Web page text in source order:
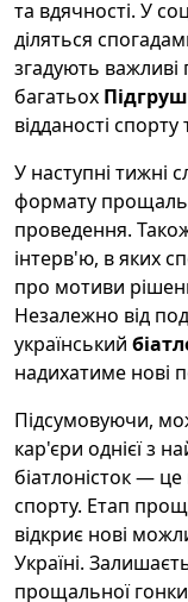
та вдячності. У
діляться
згадують важливі
багатьох
відданості
У наступні тижні
формату
проведення.
інтерв'ю, в яких
про мотиви
Незалежно від
український
надихатиме нові
Підсумовуючи,
кар'єри однієї з
біатлоністок —
спорту. Етап
відкриє нові
Україні.
прощальної